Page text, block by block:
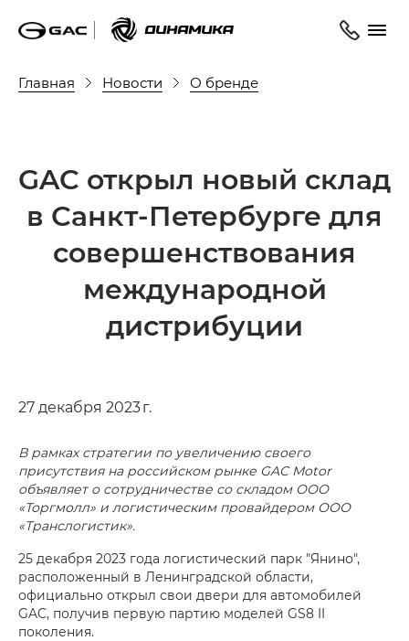
Главная Новости О бренде
GAC открыл новый склад
в Санкт-Петербурге для
совершенствования
международной
дистрибуции
27 декабря 2023 г.
В рамках стратегии по увеличению своего
присутствия на российском рынке GAC Motor
объявляет о сотрудничестве со складом ООО
«Торгмолл» и логистическим провайдером ООО
«Транслогистик».
25 декабря 2023 года логистический парк "Янино",
расположенный в Ленинградской области,
официально открыл свои двери для автомобилей
GAC, получив первую партию моделей GS8 II
поколения.